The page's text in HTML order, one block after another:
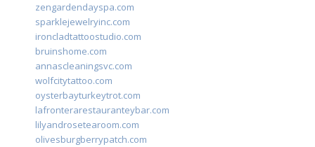
zengardendayspa.com
sparklejewelryinc.com
ironcladtattoostudio.com
bruinshome.com
annascleaningsvc.com
wolfcitytattoo.com
oysterbayturkeytrot.com
lafronterarestauranteybar.com
lilyandrosetearoom.com
olivesburgberrypatch.com